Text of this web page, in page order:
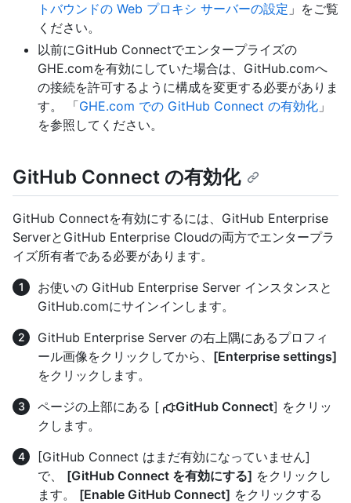
トバウンドの Web プロキシ サーバーの設定 」をご覧
ください。
以前にGitHub Connectでエンタープライズの
GHE.comを有効にしていた場合は、GitHub.comへ
の接続を許可するように構成を変更する必要がありま
す。 「GHE.com での GitHub Connect の有効化 」
を参照してください。
GitHub Connect の有効化
GitHub Connectを有効にするには、GitHub Enterprise
ServerとGitHub Enterprise Cloudの両方でエンタープラ
イズ所有者である必要があります。
お使いの GitHub Enterprise Server インスタンスと
GitHub.comにサインインします。
GitHub Enterprise Server の右上隅にあるプロフィ
ール画像をクリックしてから、 [Enterprise settings]
をクリックします。
ページの上部にある [
GitHub Connect] をクリッ
クします。
[GitHub Connect はまだ有効になっていません]
で、 [GitHub Connect を有効にする] をクリックし
ます。 [Enable GitHub Connect] をクリックする